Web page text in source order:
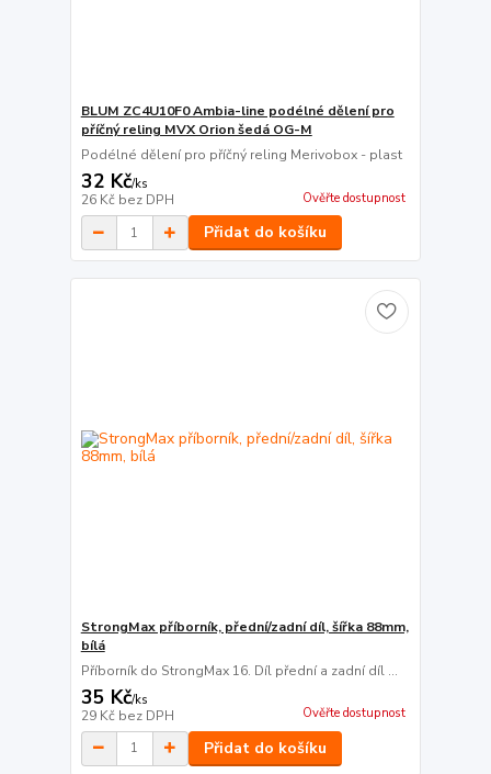
BLUM ZC4U10F0 Ambia-line podélné dělení pro
příčný reling MVX Orion šedá OG-M
Podélné dělení pro příčný reling Merivobox - plast
32 Kč/ks
26 Kč bez DPH Ověřte dostupnost
Přidat do košíku
StrongMax příborník, přední/zadní díl, šířka 88mm,
bílá
Příborník do StrongMax 16. Díl přední a zadní díl ...
35 Kč/ks
29 Kč bez DPH Ověřte dostupnost
Přidat do košíku